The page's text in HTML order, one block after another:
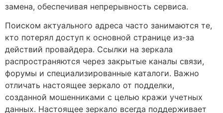
замена, обеспечивая непрерывность сервиса.
Поиском актуального адреса часто занимаются те,
кто потерял доступ к основной странице из-за
действий провайдера. Ссылки на зеркала
распространяются через закрытые каналы связи,
форумы и специализированные каталоги. Важно
отличать настоящее зеркало от подделки,
созданной мошенниками с целью кражи учетных
данных. Настоящее зеркало всегда поддерживает